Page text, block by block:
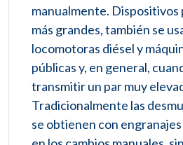
manualmente. Dispositivos
más grandes, también se
locomotoras diésel y
públicas y, en general,
transmitir un par muy
Tradicionalmente las
se obtienen con